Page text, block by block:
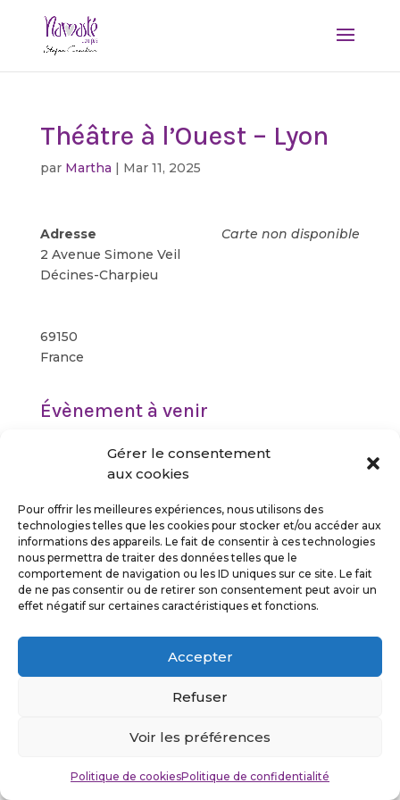
Gérer le consentement
aux cookies
Pour offrir les meilleures expériences, nous utilisons des
technologies telles que les cookies pour stocker et/ou accéder aux
informations des appareils. Le fait de consentir à ces technologies
nous permettra de traiter des données telles que le
comportement de navigation ou les ID uniques sur ce site. Le fait
de ne pas consentir ou de retirer son consentement peut avoir un
effet négatif sur certaines caractéristiques et fonctions.
Accepter
Refuser
Voir les préférences
Politique de cookiesPolitique de confidentialité
Théâtre à l’Ouest – Lyon
par Martha | Mar 11, 2025
Carte non disponible
Adresse
2 Avenue Simone Veil
Décines-Charpieu
69150
France
Évènement à venir
Suivez-moi
Mentions légales
©Stefan Cuvelier 2026